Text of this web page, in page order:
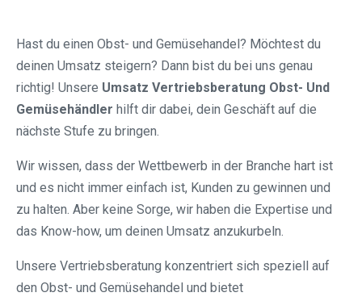
Hast du einen Obst- und Gemüsehandel? Möchtest du
deinen Umsatz steigern? Dann bist du bei uns genau
richtig! Unsere Umsatz Vertriebsberatung Obst- Und
Gemüsehändler hilft dir dabei, dein Geschäft auf die
nächste Stufe zu bringen.
Wir wissen, dass der Wettbewerb in der Branche hart ist
und es nicht immer einfach ist, Kunden zu gewinnen und
zu halten. Aber keine Sorge, wir haben die Expertise und
das Know-how, um deinen Umsatz anzukurbeln.
Unsere Vertriebsberatung konzentriert sich speziell auf
den Obst- und Gemüsehandel und bietet